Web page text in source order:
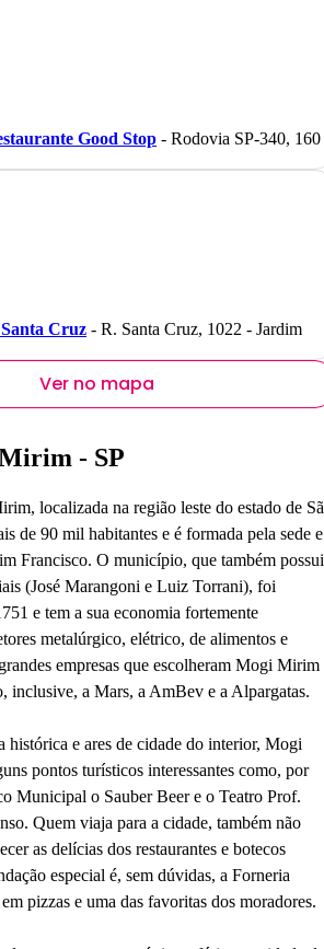
Good Stop - Rodovia SP-340, 160
Cruz - R. Santa Cruz, 1022 - Jardim
Ver no mapa
- SP
localizada na região leste do estado de
de 90 mil habitantes e é formada pela sede e
Francisco. O município, que também possui
(José Marangoni e Luiz Torrani), foi
e tem a sua economia fortemente
metalúrgico, elétrico, de alimentos e
empresas que escolheram Mogi Mirim
inclusive, a Mars, a AmBev e a Alpargatas.
histórica e ares de cidade do interior, Mogi
pontos turísticos interessantes como, por
Municipal o Sauber Beer e o Teatro Prof.
Quem viaja para a cidade, também não
as delícias dos restaurantes e botecos
especial é, sem dúvidas, a Forneria
pizzas e uma das favoritas dos moradores.